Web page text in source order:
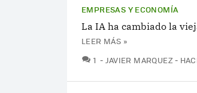
EMPRESAS Y ECONOMÍA
La IA ha cambiado la
LEER MÁS »
1 COMENTARIOS
JAVIER MARQUEZ